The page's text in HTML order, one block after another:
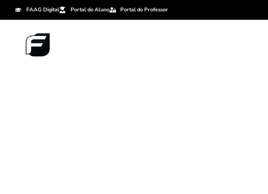
FAAG Digital Portal do Aluno Portal do Professor